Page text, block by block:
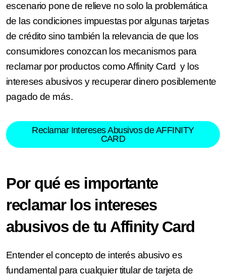
escenario pone de relieve no solo la problemática
de las condiciones impuestas por algunas tarjetas
de crédito sino también la relevancia de que los
consumidores conozcan los mecanismos para
reclamar por productos como Affinity Card y los
intereses abusivos y recuperar dinero posiblemente
pagado de más.
Reclamar Intereses Abusivos de AFFINITY
CARD
Por qué es importante
reclamar los intereses
abusivos de tu Affinity Card
Entender el concepto de interés abusivo es
fundamental para cualquier titular de tarjeta de